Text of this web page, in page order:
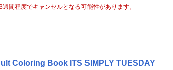
間程度でキャンセルとなる可能性があります。
Coloring Book ITS SIMPLY TUESDAY